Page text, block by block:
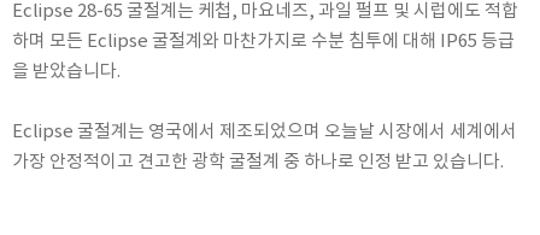
Sensortechnikk Meinsberg
SENTEST
SHINAGAWA
SHINYEI TECHNOLOGY
Eclipse 28-65 굴절계는 케첩, 마요네즈, 과일 펄프 및 시럽에도 적합
하며 모든 Eclipse 굴절계와 마찬가지로 수분 침투에 대해 IP65 등급
을 받았습니다.
Eclipse 굴절계는 영국에서 제조되었으며 오늘날 시장에서 세계에서
가장 안정적이고 견고한 광학 굴절계 중 하나로 인정 받고 있습니다.